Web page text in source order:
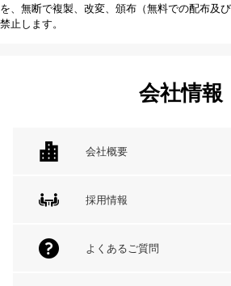
を、無断で複製、改変、頒布（無料での配布及
禁止します。
会社情報
会社概要
採用情報
よくあるご質問